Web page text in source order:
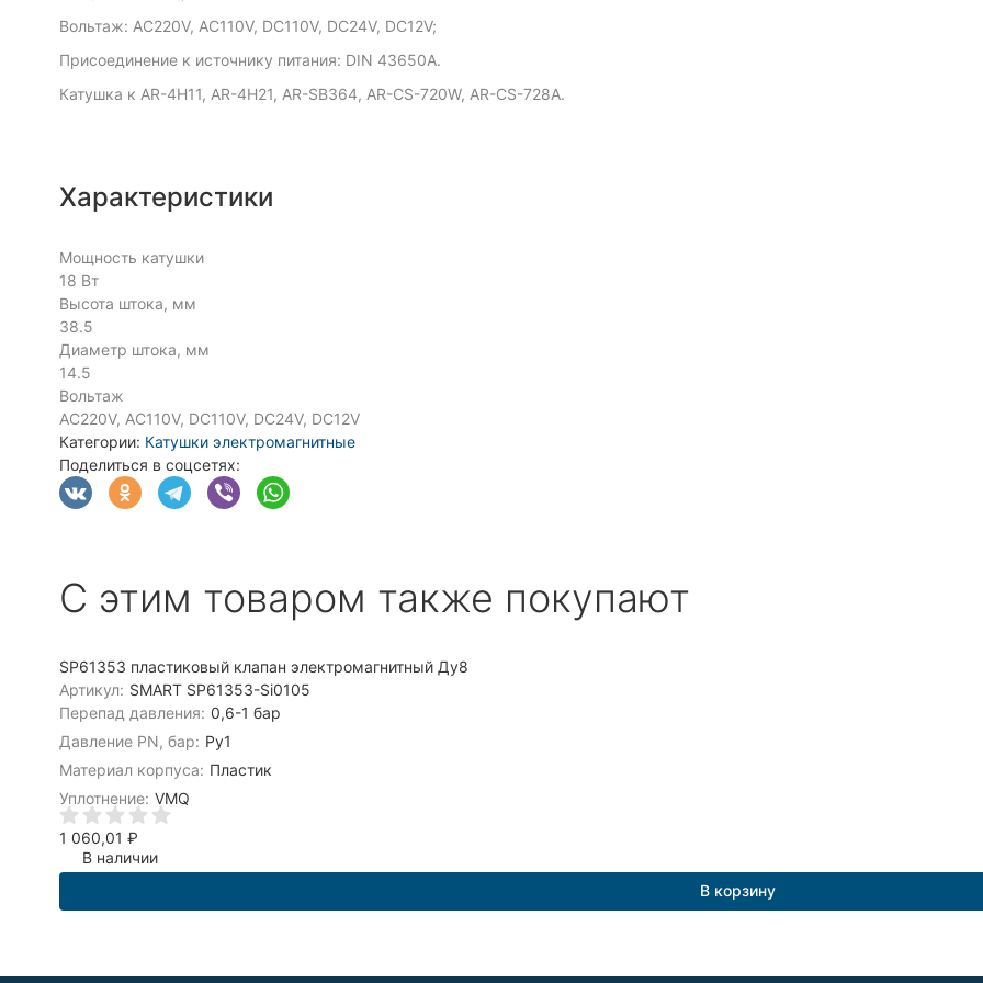
Вольтаж: AC220V, AC110V, DC110V, DC24V, DC12V;
Присоединение к источнику питания: DIN 43650A.
Катушка к AR-4H11, AR-4H21, AR-SB364, AR-CS-720W, AR-CS-728A.
Характеристики
Мощность катушки
18 Вт
Высота штока, мм
38.5
Диаметр штока, мм
14.5
Вольтаж
AC220V, AC110V, DC110V, DC24V, DC12V
Категории: Катушки электромагнитные
Поделиться в соцсетях:
C этим товаром также покупают
SP61353 пластиковый клапан электромагнитный Ду8
Артикул: SMART SP61353-Si0105
Перепад давления: 0,6-1 бар
Давление PN, бар: Ру1
Материал корпуса: Пластик
Уплотнение: VMQ
1 060,01 ₽
В наличии
В корзину